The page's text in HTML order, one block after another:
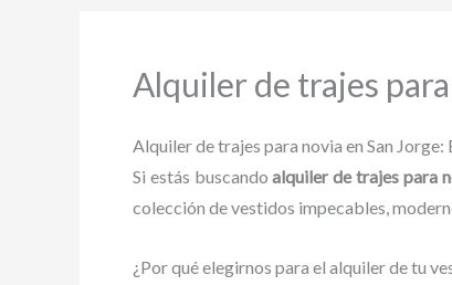
Alquiler de trajes
Alquiler de trajes para novia en San
Si estás buscandoalquiler de trajes para
colección de vestidos impecables,
¿Por qué elegirnos para el alquiler de tu